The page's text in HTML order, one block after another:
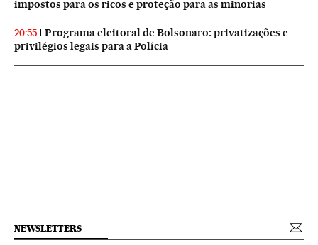
impostos para os ricos e proteção para as minorias
20:55
Programa eleitoral de Bolsonaro: privatizações e
privilégios legais para a Polícia
NEWSLETTERS